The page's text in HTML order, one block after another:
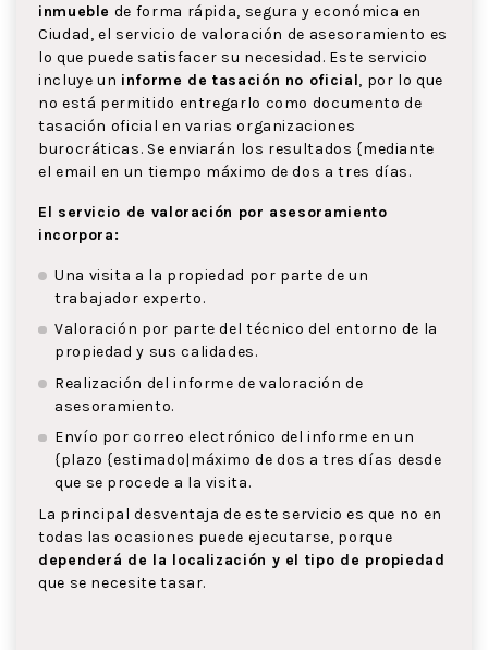
inmueble de forma rápida, segura y económica en
Ciudad, el servicio de valoración de asesoramiento es
lo que puede satisfacer su necesidad. Este servicio
incluye un informe de tasación no oficial, por lo que
no está permitido entregarlo como documento de
tasación oficial en varias organizaciones
burocráticas. Se enviarán los resultados {mediante
el email en un tiempo máximo de dos a tres días.
El servicio de valoración por asesoramiento
incorpora:
Una visita a la propiedad por parte de un
trabajador experto.
Valoración por parte del técnico del entorno de la
propiedad y sus calidades.
Realización del informe de valoración de
asesoramiento.
Envío por correo electrónico del informe en un
{plazo {estimado|máximo de dos a tres días desde
que se procede a la visita.
La principal desventaja de este servicio es que no en
todas las ocasiones puede ejecutarse, porque
dependerá de la localización y el tipo de propiedad
que se necesite tasar.